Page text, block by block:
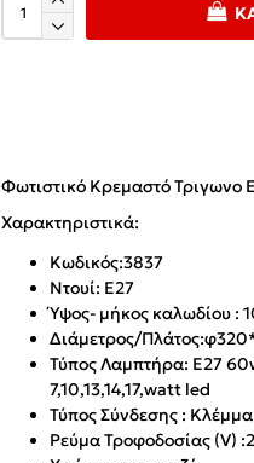
Φωτιστικό Κρεμαστό Τριγωνο
Χαρακτηριστικά:
Κωδικός:3837
Ντουί: Ε27
Ύψος- μήκος καλωδίου :
Διάμετρος/
Τύπος Λαμπτήρα: E27
7,10,13,14,17,watt led
Τύπος Σύνδεσης : Κλέμμα
Ρεύμα Τροφοδοσίας (V) :